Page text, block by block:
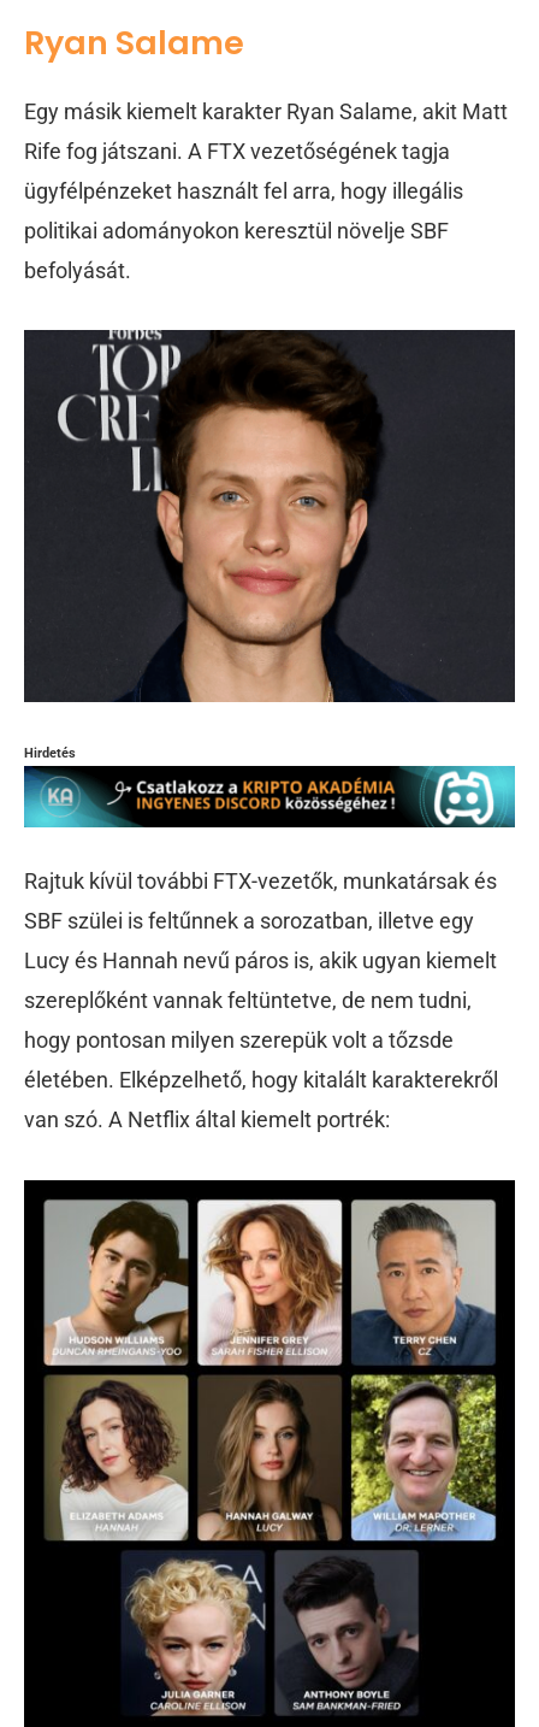
Ryan Salame
Egy másik kiemelt karakter Ryan Salame, akit Matt
Rife fog játszani. A FTX vezetőségének tagja
ügyfélpénzeket használt fel arra, hogy illegális
politikai adományokon keresztül növelje SBF
befolyását.
Hirdetés
Rajtuk kívül további FTX-vezetők, munkatársak és
SBF szülei is feltűnnek a sorozatban, illetve egy
Lucy és Hannah nevű páros is, akik ugyan kiemelt
szereplőként vannak feltüntetve, de nem tudni,
hogy pontosan milyen szerepük volt a tőzsde
életében. Elképzelhető, hogy kitalált karakterekről
van szó. A Netflix által kiemelt portrék: